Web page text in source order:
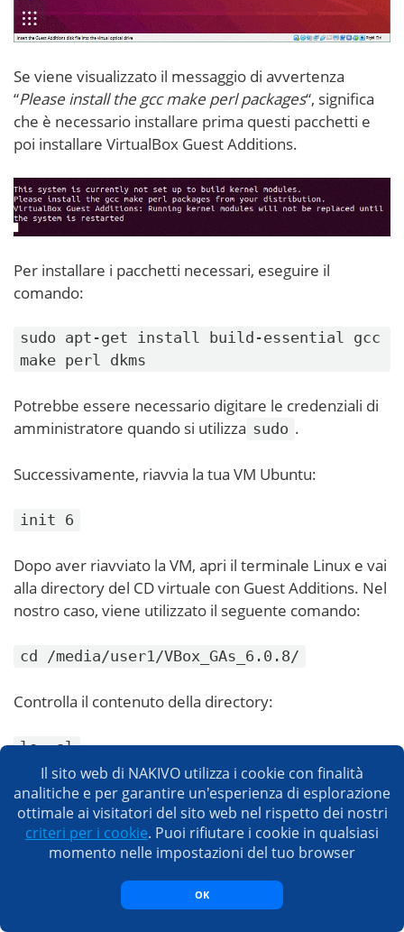
Se viene visualizzato il messaggio di avvertenza
“Please install the gcc make perl packages“, significa
che è necessario installare prima questi pacchetti e
poi installare VirtualBox Guest Additions.
Per installare i pacchetti necessari, eseguire il
comando:
sudo apt-get install build-essential gcc
make perl dkms
Potrebbe essere necessario digitare le credenziali di
amministratore quando si utilizza sudo .
Successivamente, riavvia la tua VM Ubuntu:
init 6
Dopo aver riavviato la VM, apri il terminale Linux e vai
alla directory del CD virtuale con Guest Additions. Nel
nostro caso, viene utilizzato il seguente comando:
cd /media/user1/VBox_GAs_6.0.8/
Controlla il contenuto della directory:
ls -al
Esegui manualmente il programma di installazione
Linux di VirtualBox Guest Additions sul tuo Ubuntu su
VirtualBox:
sudo ./VBoxLinuxAdditions.run
Il sito web di NAKIVO utilizza i cookie con finalità
analitiche e per garantire un'esperienza di esplorazione
ottimale ai visitatori del sito web nel rispetto dei nostri
criteri per i cookie. Puoi rifiutare i cookie in qualsiasi
momento nelle impostazioni del tuo browser
OK